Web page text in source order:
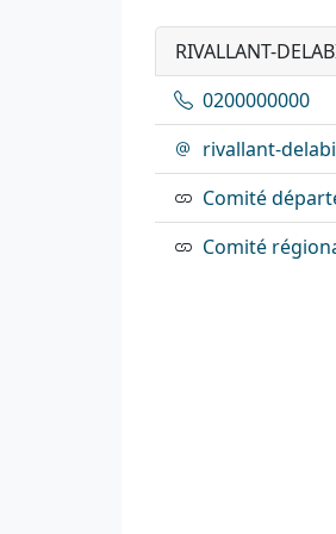
RIVALLANT-
0200000000
rivallant-
Comité
Comité